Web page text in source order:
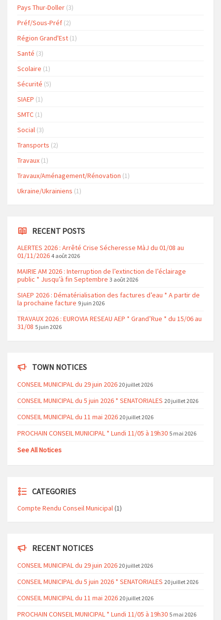
Pays Thur-Doller (3)
Préf/Sous-Préf (2)
Région Grand'Est (1)
Santé (3)
Scolaire (1)
Sécurité (5)
SIAEP (1)
SMTC (1)
Social (3)
Transports (2)
Travaux (1)
Travaux/Aménagement/Rénovation (1)
Ukraine/Ukrainiens (1)
RECENT POSTS
ALERTES 2026 : Arrêté Crise Sécheresse MàJ du 01/08 au
01/11/2026 4 août 2026
MAIRIE AM 2026 : Interruption de l’extinction de l’éclairage
public * Jusqu’à fin Septembre 3 août 2026
SIAEP 2026 : Dématérialisation des factures d’eau * A partir de
la prochaine facture 9 juin 2026
TRAVAUX 2026 : EUROVIA RESEAU AEP * Grand’Rue * du 15/06 au
31/08 5 juin 2026
TOWN NOTICES
CONSEIL MUNICIPAL du 29 juin 2026 20 juillet 2026
CONSEIL MUNICIPAL du 5 juin 2026 * SENATORIALES 20 juillet 2026
CONSEIL MUNICIPAL du 11 mai 2026 20 juillet 2026
PROCHAIN CONSEIL MUNICIPAL * Lundi 11/05 à 19h30 5 mai 2026
See All Notices
CATEGORIES
Compte Rendu Conseil Municipal(1)
RECENT NOTICES
CONSEIL MUNICIPAL du 29 juin 2026 20 juillet 2026
CONSEIL MUNICIPAL du 5 juin 2026 * SENATORIALES 20 juillet 2026
CONSEIL MUNICIPAL du 11 mai 2026 20 juillet 2026
PROCHAIN CONSEIL MUNICIPAL * Lundi 11/05 à 19h30 5 mai 2026